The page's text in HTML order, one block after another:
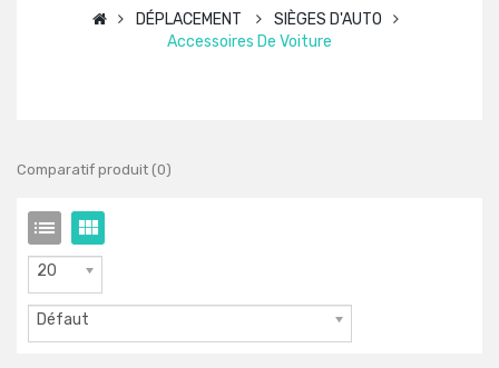
DÉPLACEMENT
SIÈGES D'AUTO
Accessoires De Voiture
Comparatif produit (0)
20
Défaut